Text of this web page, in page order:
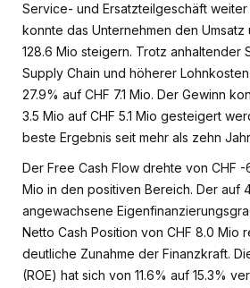
Service- und Ersatzteilgeschäft
konnte das Unternehmen den Umsatz
128.6 Mio steigern. Trotz anhaltender
Supply Chain und höherer
27.9% auf CHF 7.1 Mio. Der Gewinn
3.5 Mio auf CHF 5.1 Mio gesteigert
beste Ergebnis seit mehr als zehn
Der Free Cash Flow drehte von CHF -
Mio in den positiven Bereich. Der auf
angewachsene
Netto Cash Position von CHF 8.0 Mio
deutliche Zunahme der Finanzkraft.
(ROE) hat sich von 11.6% auf 15.3%